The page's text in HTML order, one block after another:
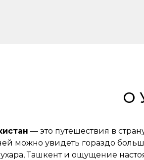
О
— это путешествия в
можно увидеть гораздо
Ташкент и ощущение